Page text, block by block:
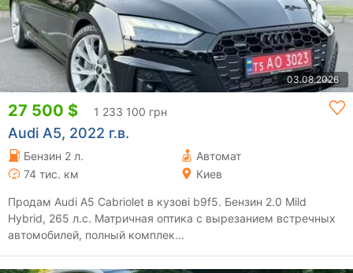
03.08.2026
27 500 $ 1 233 100 грн
Audi A5, 2022 г.в.
Бензин 2 л.
Автомат
74 тис. км
Киев
Продам Audi A5 Cabriolet в кузові b9f5. Бензин 2.0 Mild
Hybrid, 265 л.с. Матричная оптика с вырезанием встречных
автомобилей, полный комплек...